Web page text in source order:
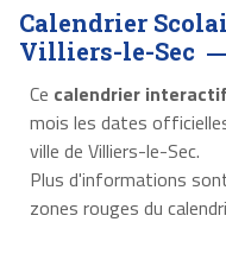
Calendrier
Villiers-le-Sec
Ce calendrier interactif
mois les dates
ville de Villiers-le-Sec.
Plus d'informations
zones rouges du